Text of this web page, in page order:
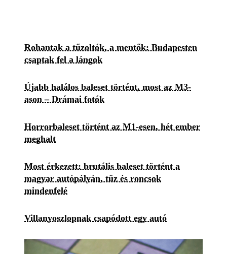
Rohantak a tűzoltók, a mentők: Budapesten
csaptak fel a lángok
Újabb halálos baleset történt, most az M3-
ason – Drámai fotók
Horrorbaleset történt az M1-esen, hét ember
meghalt
Most érkezett: brutális baleset történt a
magyar autópályán, tűz és roncsok
mindenfelé
Villanyoszlopnak csapódott egy autó